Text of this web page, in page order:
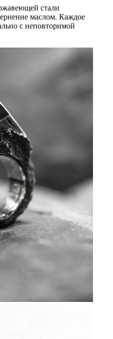
стали
маслом. Каждое
с неповторимой